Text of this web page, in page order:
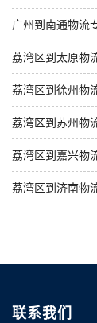
广州到南通物流
荔湾区到太原物
荔湾区到徐州物
荔湾区到苏州物
荔湾区到嘉兴物
荔湾区到济南物
联系我们